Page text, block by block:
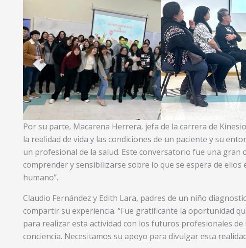
Por su parte, Macarena Herrera, jefa de la carrera de
la realidad de vida y las condiciones de un paciente y su
un profesional de la salud. Este conversatorio fue una
comprender y sensibilizarse sobre lo que se espera de
humano”.
Claudio Fernández y Edith Lara, padres de un niño
compartir su experiencia. “Fue gratificante la oportunidad
para realizar esta actividad con los futuros profesionales
conciencia. Necesitamos su apoyo para divulgar esta